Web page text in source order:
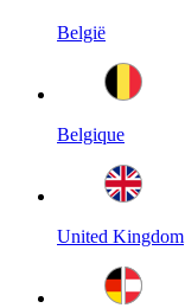
België
Belgique
United Kingdom